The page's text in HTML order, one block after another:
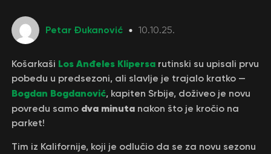
Petar Đukanović 10.10.25.
Košarkaši Los Anđeles Klipersarutinski su upisali prvu
pobedu u predsezoni, ali slavlje je trajalo kratko —
Bogdan Bogdanović, kapiten Srbije, doživeo je novu
povredu samo dva minutanakon što je kročio na
parket!
Tim iz Kalifornije, koji je odlučio da se za novu sezonu